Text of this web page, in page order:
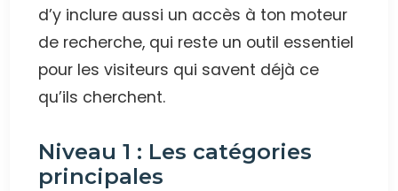
d’y inclure aussi un accès à ton moteur
de recherche, qui reste un outil essentiel
pour les visiteurs qui savent déjà ce
qu’ils cherchent.
Niveau 1 : Les catégories
principales